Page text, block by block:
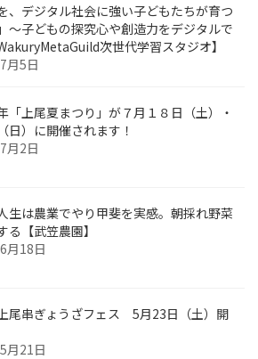
、デジタル社会に強い子どもたちが育つ
〜子どもの探究心や創造力をデジタルで
次世代学習スタジオ】
月5日
「上尾夏まつり」が７月１８日（土）・
日）に開催されます！
月2日
生は農業でやり甲斐を実感。朝採れ野菜
る【武笠農園】
月18日
尾串ぎょうざフェス 5月23日（土）開
月21日